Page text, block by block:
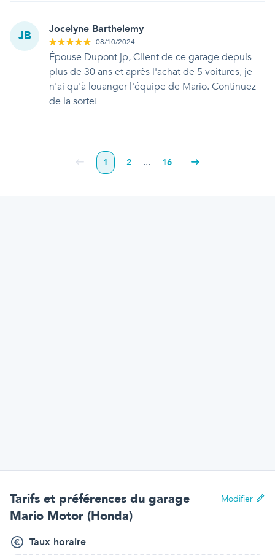
JB Jocelyne Barthelemy
08/10/2024
Épouse Dupont jp, Client de ce garage depuis
plus de 30 ans et après l'achat de 5 voitures, je
n'ai qu'à louanger l'équipe de Mario. Continuez
de la sorte!
1 2 ... 16
Tarifs et préférences du garage
Mario Motor (Honda)
Modifier
Taux horaire